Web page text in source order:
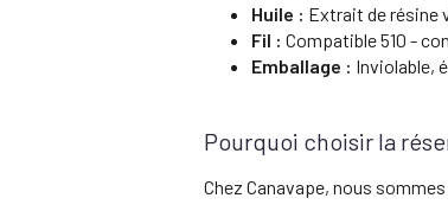
Huile : Extrait de résine
Fil : Compatible 510 -
Emballage : Inviolable,
Pourquoi choisir la
Chez Canavape, nous